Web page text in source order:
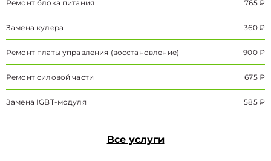
Ремонт блока питания 765 ₽
Замена кулера 360 ₽
Ремонт платы управления (восстановление) 900 ₽
Ремонт силовой части 675 ₽
Замена IGBT-модуля 585 ₽
Все услуги